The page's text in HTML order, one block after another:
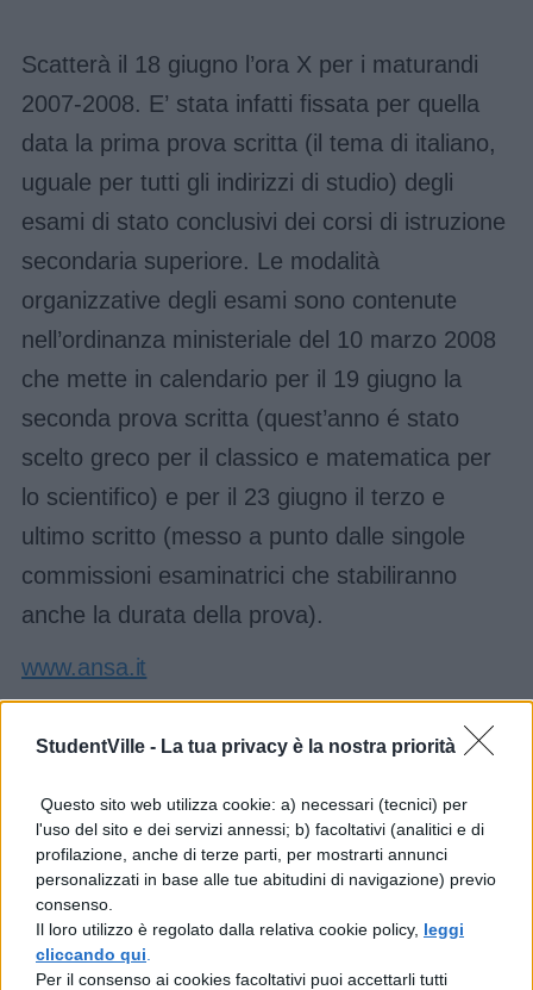
StudentVille - La tua privacy è la nostra priorità
Questo sito web utilizza cookie: a) necessari (tecnici) per
l'uso del sito e dei servizi annessi; b) facoltativi (analitici e di
profilazione, anche di terze parti, per mostrarti annunci
personalizzati in base alle tue abitudini di navigazione) previo
consenso.
Il loro utilizzo è regolato dalla relativa cookie policy, leggi
cliccando qui
Per il consenso ai cookies facoltativi puoi accettarli tutti
Scatterà il 18 giugno l’ora X per i maturandi
2007-2008. E’ stata infatti fissata per quella
data la prima prova scritta (il tema di italiano,
uguale per tutti gli indirizzi di studio) degli
esami di stato conclusivi dei corsi di istruzione
secondaria superiore. Le modalità
organizzative degli esami sono contenute
nell’ordinanza ministeriale del 10 marzo 2008
che mette in calendario per il 19 giugno la
seconda prova scritta (quest’anno é stato
scelto greco per il classico e matematica per
lo scientifico) e per il 23 giugno il terzo e
ultimo scritto (messo a punto dalle singole
commissioni esaminatrici che stabiliranno
anche la durata della prova).
www.ansa.it
COMMENTI